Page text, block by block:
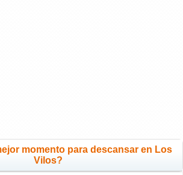
momento para descansar en Los
Vilos?